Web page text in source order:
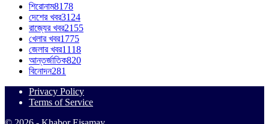
শিরোনাম8178
দেশের খবর3124
রাজ্যের খবর2155
খেলার খবর1775
জেলার খবর1118
আন্তর্জাতিক820
বিনোদন281
Privacy Policy
Terms of Service